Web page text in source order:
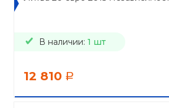
В наличии: 1 шт
12 810 a